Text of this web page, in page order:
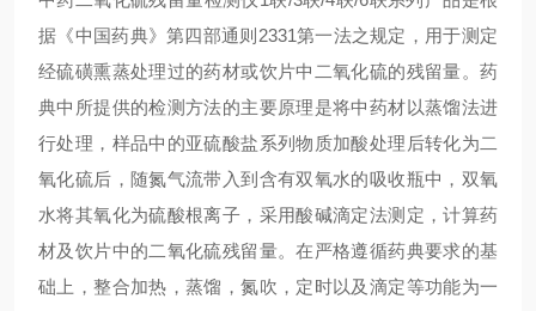
据《中国药典》第四部通则2331第一法之规定，用于测定
经硫磺熏蒸处理过的药材或饮片中二氧化硫的残留量。药
典中所提供的检测方法的主要原理是将中药材以蒸馏法进
行处理，样品中的亚硫酸盐系列物质加酸处理后转化为二
氧化硫后，随氮气流带入到含有双氧水的吸收瓶中，双氧
水将其氧化为硫酸根离子，采用酸碱滴定法测定，计算药
材及饮片中的二氧化硫残留量。在严格遵循药典要求的基
础上，整合加热，蒸馏，氮吹，定时以及滴定等功能为一